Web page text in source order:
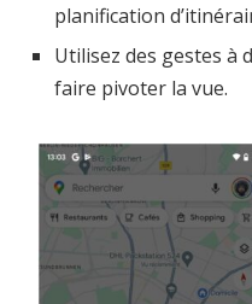
planification
Utilisez des gestes à
faire pivoter la vue.